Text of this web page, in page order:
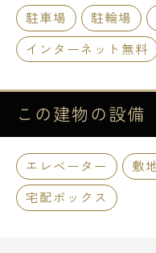
駐車場 駐輪場
インターネット無料
この建物の設備
エレベーター
敷
宅配ボックス